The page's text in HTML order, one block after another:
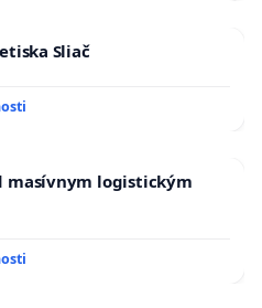
Sliač
masívnym logistickým